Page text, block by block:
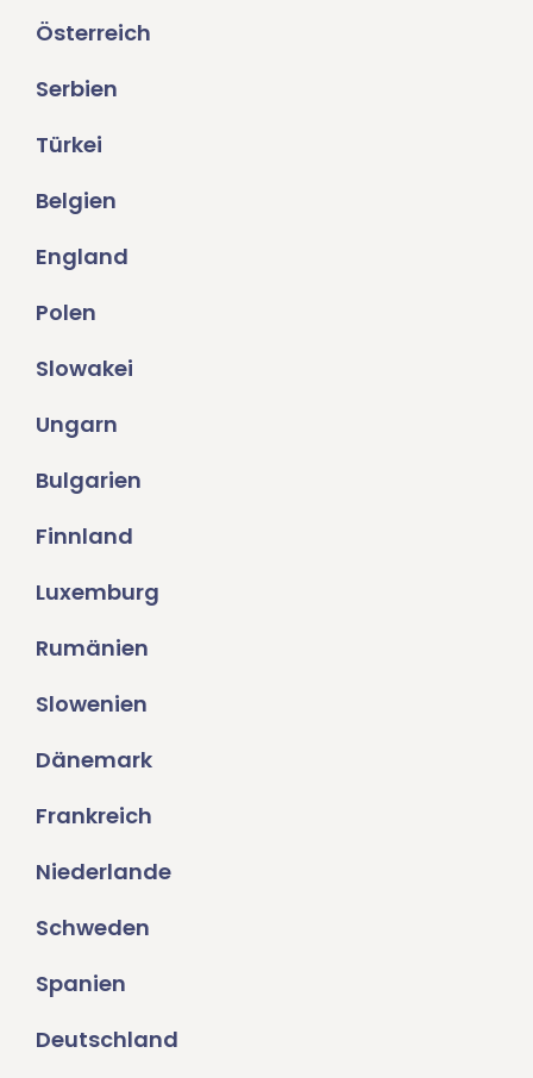
Österreich
Serbien
Türkei
Belgien
England
Polen
Slowakei
Ungarn
Bulgarien
Finnland
Luxemburg
Rumänien
Slowenien
Dänemark
Frankreich
Niederlande
Schweden
Spanien
Deutschland